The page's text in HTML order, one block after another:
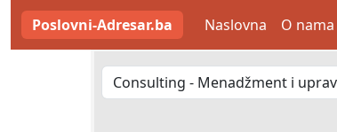
Poslovni-Adresar.ba Naslovna O nama